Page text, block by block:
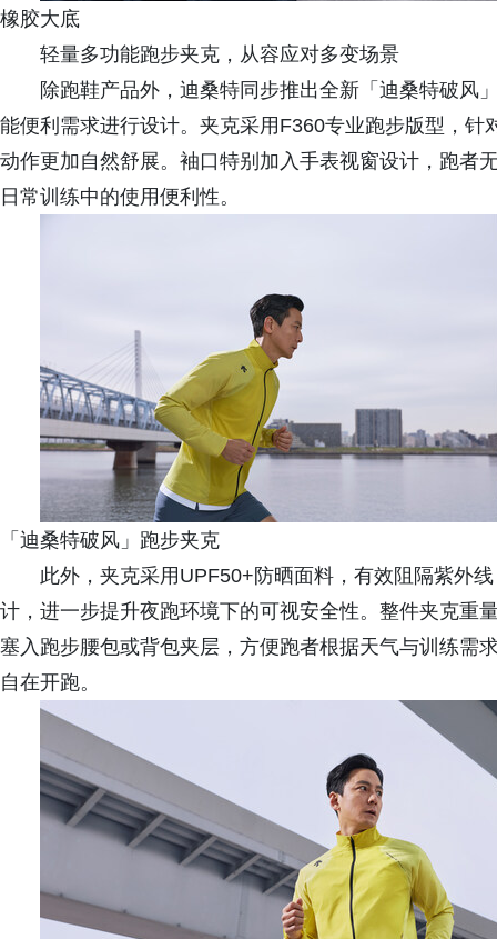
橡胶大底
轻量多功能跑步夹克，从容应对多变场景
除跑鞋产品外，迪桑特同步推出全新「迪桑特破风
能便利需求进行设计。夹克采用F360专业跑步版型，
动作更加自然舒展。袖口特别加入手表视窗设计，跑者
日常训练中的使用便利性。
「迪桑特破风」跑步夹克
此外，夹克采用UPF50+防晒面料，有效阻隔紫外
计，进一步提升夜跑环境下的可视安全性。整件夹克重
塞入跑步腰包或背包夹层，方便跑者根据天气与训练需
自在开跑。